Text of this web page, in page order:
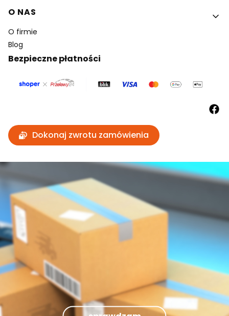
O NAS
O firmie
Blog
Bezpieczne płatności
Dokonaj zwrotu zamówienia